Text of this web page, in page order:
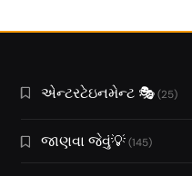
એન્ટરટેઇનમેન્ટ 🎭(25)
જાણવા જેવું💡(145)